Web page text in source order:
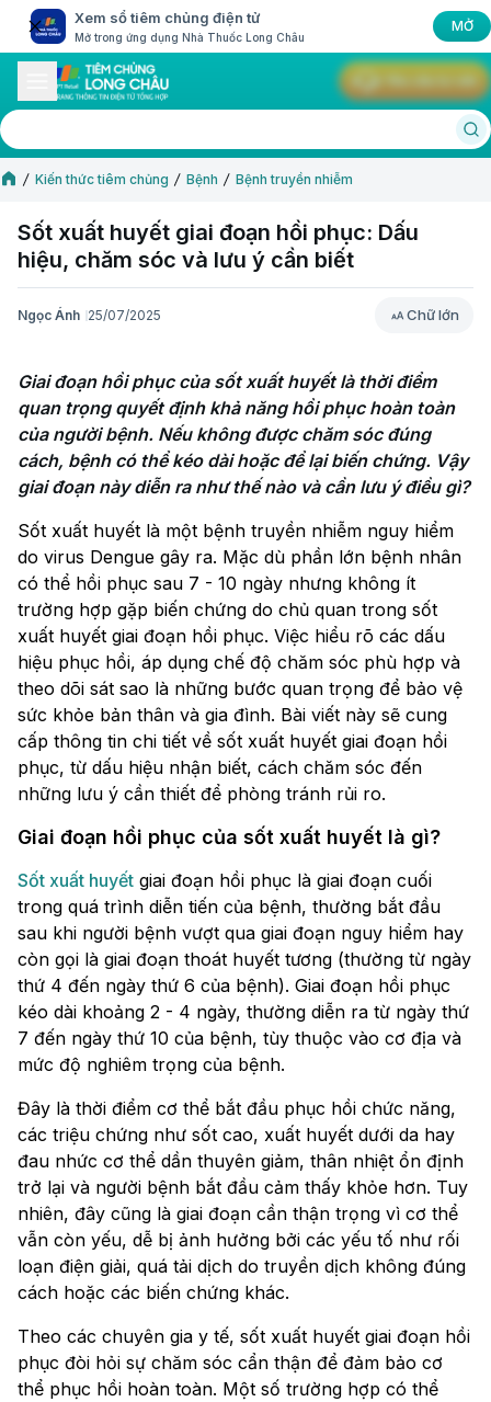
Xem sổ tiêm chủng điện tử
Mở trong ứng dụng Nhà Thuốc Long Châu
MỞ
Kiến thức tiêm chủng Bệnh Bệnh truyền nhiễm
Sốt xuất huyết giai đoạn hồi phục: Dấu
hiệu, chăm sóc và lưu ý cần biết
Ngọc Ánh 25/07/2025 Chữ lớn
Chữ lớn
Giai đoạn hồi phục của sốt xuất huyết là thời điểm
quan trọng quyết định khả năng hồi phục hoàn toàn
của người bệnh. Nếu không được chăm sóc đúng
cách, bệnh có thể kéo dài hoặc để lại biến chứng. Vậy
giai đoạn này diễn ra như thế nào và cần lưu ý điều gì?
Sốt xuất huyết là một bệnh truyền nhiễm nguy hiểm
do virus Dengue gây ra. Mặc dù phần lớn bệnh nhân
có thể hồi phục sau 7 - 10 ngày nhưng không ít
trường hợp gặp biến chứng do chủ quan trong sốt
xuất huyết giai đoạn hồi phục. Việc hiểu rõ các dấu
hiệu phục hồi, áp dụng chế độ chăm sóc phù hợp và
theo dõi sát sao là những bước quan trọng để bảo vệ
sức khỏe bản thân và gia đình. Bài viết này sẽ cung
cấp thông tin chi tiết về sốt xuất huyết giai đoạn hồi
phục, từ dấu hiệu nhận biết, cách chăm sóc đến
những lưu ý cần thiết để phòng tránh rủi ro.
Giai đoạn hồi phục của sốt xuất huyết là gì?
Sốt xuất huyết giai đoạn hồi phục là giai đoạn cuối
trong quá trình diễn tiến của bệnh, thường bắt đầu
sau khi người bệnh vượt qua giai đoạn nguy hiểm hay
còn gọi là giai đoạn thoát huyết tương (thường từ ngày
thứ 4 đến ngày thứ 6 của bệnh). Giai đoạn hồi phục
kéo dài khoảng 2 - 4 ngày, thường diễn ra từ ngày thứ
7 đến ngày thứ 10 của bệnh, tùy thuộc vào cơ địa và
mức độ nghiêm trọng của bệnh.
Đây là thời điểm cơ thể bắt đầu phục hồi chức năng,
các triệu chứng như sốt cao, xuất huyết dưới da hay
đau nhức cơ thể dần thuyên giảm, thân nhiệt ổn định
trở lại và người bệnh bắt đầu cảm thấy khỏe hơn. Tuy
nhiên, đây cũng là giai đoạn cần thận trọng vì cơ thể
vẫn còn yếu, dễ bị ảnh hưởng bởi các yếu tố như rối
loạn điện giải, quá tải dịch do truyền dịch không đúng
cách hoặc các biến chứng khác.
Theo các chuyên gia y tế, sốt xuất huyết giai đoạn hồi
phục đòi hỏi sự chăm sóc cẩn thận để đảm bảo cơ
thể phục hồi hoàn toàn. Một số trường hợp có thể